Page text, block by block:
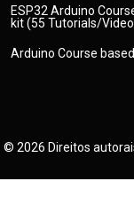
ESP32 Arduino
kit (55 Tutorials/
Arduino Course
© 2026 Direitos